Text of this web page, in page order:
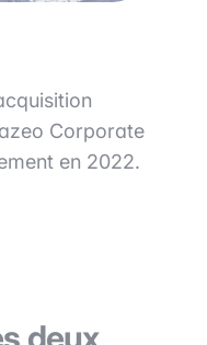
Corporate
en 2022.